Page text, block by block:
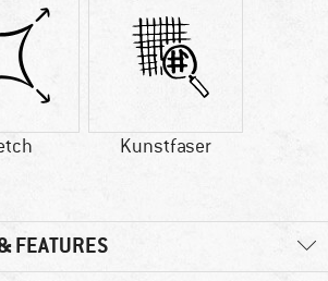
Kunstfaser
FEATURES